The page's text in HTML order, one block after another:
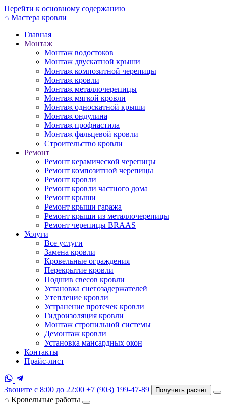
Перейти к основному содержанию
⌂ Мастера кровли
Главная
Монтаж
Монтаж водостоков
Монтаж двускатной крыши
Монтаж композитной черепицы
Монтаж кровли
Монтаж металлочерепицы
Монтаж мягкой кровли
Монтаж односкатной крыши
Монтаж ондулина
Монтаж профнастила
Монтаж фальцевой кровли
Строительство кровли
Ремонт
Ремонт керамической черепицы
Ремонт композитной черепицы
Ремонт кровли
Ремонт кровли частного дома
Ремонт крыши
Ремонт крыши гаража
Ремонт крыши из металлочерепицы
Ремонт черепицы BRAAS
Услуги
Все услуги
Замена кровли
Кровельные ограждения
Перекрытие кровли
Подшив свесов кровли
Установка снегозадержателей
Утепление кровли
Устранение протечек кровли
Гидроизоляция кровли
Монтаж стропильной системы
Демонтаж кровли
Установка мансардных окон
Контакты
Прайс-лист
Звоните с 8:00 до 22:00 +7 (903) 199-47-89 Получить расчёт
⌂ Кровельные работы